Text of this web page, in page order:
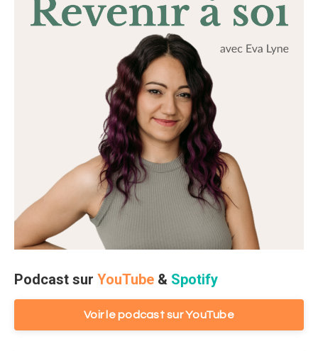
Podcast sur YouTube & Spotify
Voir le podcast sur YouTube